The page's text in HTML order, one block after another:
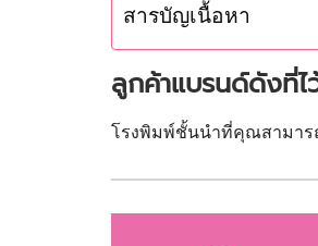
สารบัญเนื้อหา
ลูกค้าแบรนด์ดังที่ไ
โรงพิมพ์ชั้นนำที่คุณสามาร